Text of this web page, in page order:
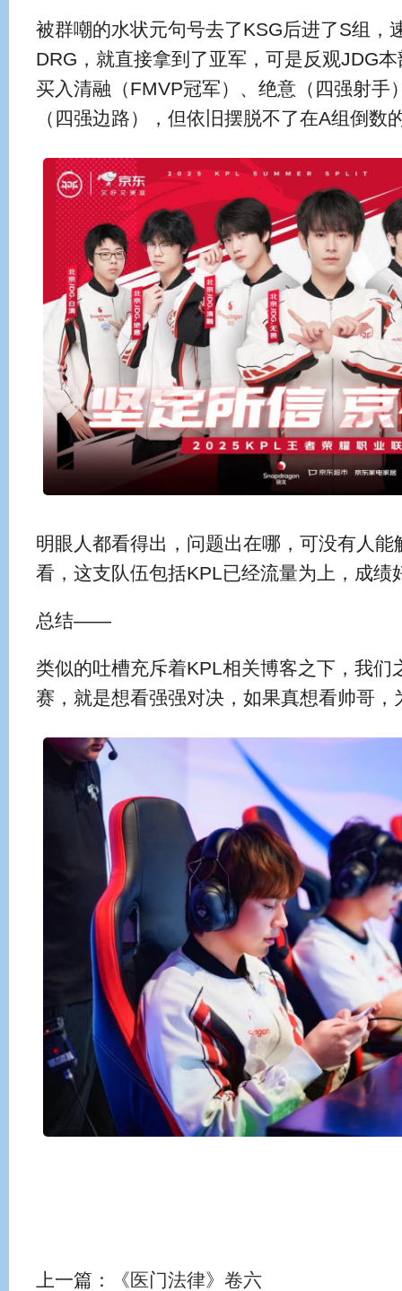
被群嘲的水状元句号去了KSG后进了S组，
DRG，就直接拿到了亚军，可是反观JDG
买入清融（FMVP冠军）、绝意（四强射手
（四强边路），但依旧摆脱不了在A组倒数
明眼人都看得出，问题出在哪，可没有人
看，这支队伍包括KPL已经流量为上，成绩
总结——
类似的吐槽充斥着KPL相关博客之下，我们
赛，就是想看强强对决，如果真想看帅哥
上一篇：
《医门法律》卷六